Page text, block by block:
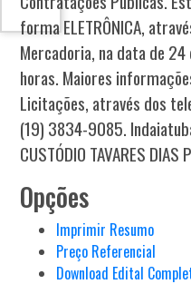
forma ELETRÔNICA,
Mercadoria, na data de
horas. Maiores
Licitações, através dos
(19) 3834-9085.
CUSTÓDIO TAVARES
Opções
Imprimir Resumo
Preço Referencial
Download Edital